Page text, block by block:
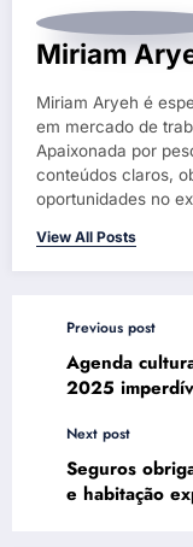
Miriam
Miriam Aryeh é
em mercado de
Apaixonada por
conteúdos claros,
oportunidades no
View All Posts
Previous post
Agenda
2025
Next post
Seguros
e habitação